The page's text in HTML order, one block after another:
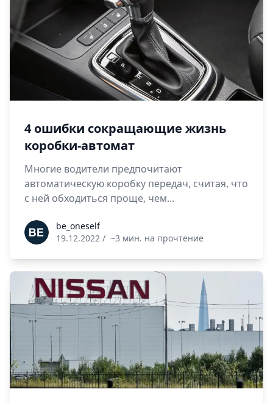
4 ошибки сокращающие жизнь
коробки-автомат
Многие водители предпочитают
автоматическую коробку передач, считая, что
с ней обходиться проще, чем...
be_oneselfbe_oneself
19.12.2022 / ~3 мин. на прочтение